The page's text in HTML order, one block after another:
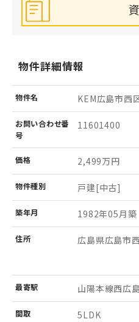
物件詳細情報
物件名 KEM広島市西
お問い合わせ番
号
11601400
価格 2,499万円
物件種別 戸建[中古]
築年月 1982年05月築
住所 広島県広島市
最寄駅 山陽本線西広
間取 5LDK